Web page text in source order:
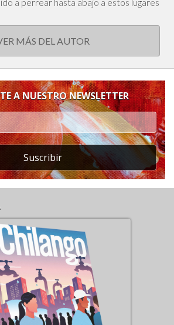
MÁS DEL AUTOR
A NUESTRO NEWSLETTER
Suscribir